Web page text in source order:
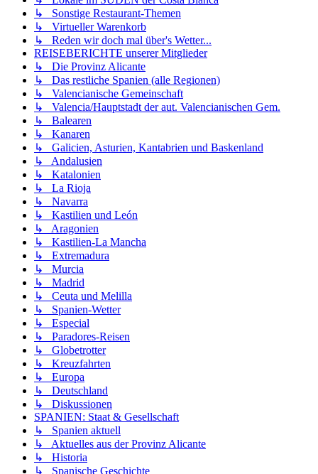
↳ Sonstige Restaurant-Themen
↳ Virtueller Warenkorb
↳ Reden wir doch mal über's Wetter...
REISEBERICHTE unserer Mitglieder
↳ Die Provinz Alicante
↳ Das restliche Spanien (alle Regionen)
↳ Valencianische Gemeinschaft
↳ Valencia/Hauptstadt der aut. Valencianischen Gem.
↳ Balearen
↳ Kanaren
↳ Galicien, Asturien, Kantabrien und Baskenland
↳ Andalusien
↳ Katalonien
↳ La Rioja
↳ Navarra
↳ Kastilien und León
↳ Aragonien
↳ Kastilien-La Mancha
↳ Extremadura
↳ Murcia
↳ Madrid
↳ Ceuta und Melilla
↳ Spanien-Wetter
↳ Especial
↳ Paradores-Reisen
↳ Globetrotter
↳ Kreuzfahrten
↳ Europa
↳ Deutschland
↳ Diskussionen
SPANIEN: Staat & Gesellschaft
↳ Spanien aktuell
↳ Aktuelles aus der Provinz Alicante
↳ Historia
↳ Spanische Geschichte